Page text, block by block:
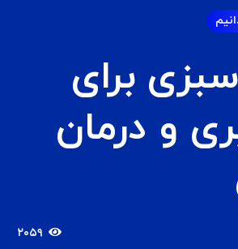
سبزی برای
و درمان
۲۰۵۹